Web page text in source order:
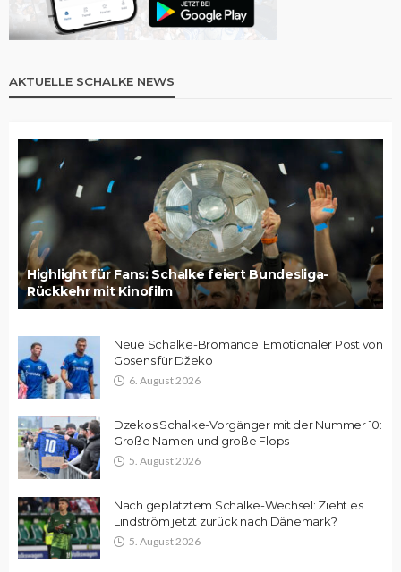
AKTUELLE SCHALKE NEWS
Highlight für Fans: Schalke feiert Bundesliga-
Rückkehr mit Kinofilm
Neue Schalke-Bromance: Emotionaler Post von
Gosens für Džeko
6. August 2026
Dzekos Schalke-Vorgänger mit der Nummer 10:
Große Namen und große Flops
5. August 2026
Nach geplatztem Schalke-Wechsel: Zieht es
Lindström jetzt zurück nach Dänemark?
5. August 2026